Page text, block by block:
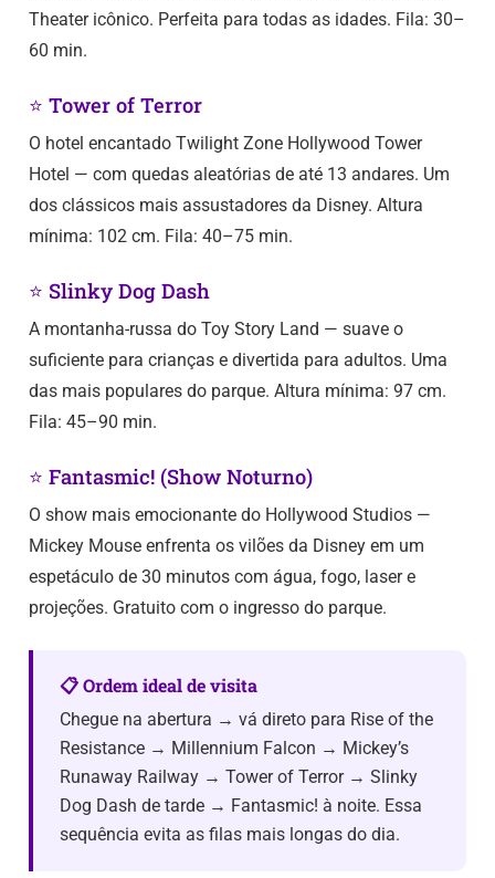
Theater icônico. Perfeita para todas as idades. Fila: 30–
60 min.
⭐ Tower of Terror
O hotel encantado Twilight Zone Hollywood Tower
Hotel — com quedas aleatórias de até 13 andares. Um
dos clássicos mais assustadores da Disney. Altura
mínima: 102 cm. Fila: 40–75 min.
⭐ Slinky Dog Dash
A montanha-russa do Toy Story Land — suave o
suficiente para crianças e divertida para adultos. Uma
das mais populares do parque. Altura mínima: 97 cm.
Fila: 45–90 min.
⭐ Fantasmic! (Show Noturno)
O show mais emocionante do Hollywood Studios —
Mickey Mouse enfrenta os vilões da Disney em um
espetáculo de 30 minutos com água, fogo, laser e
projeções. Gratuito com o ingresso do parque.
📋 Ordem ideal de visita
Chegue na abertura → vá direto para Rise of the
Resistance → Millennium Falcon → Mickey’s
Runaway Railway → Tower of Terror → Slinky
Dog Dash de tarde → Fantasmic! à noite. Essa
sequência evita as filas mais longas do dia.